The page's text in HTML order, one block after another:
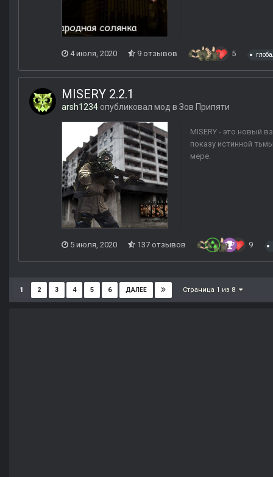
4 июля, 2020 9 отзывов 5
MISERY 2.2.1
arsh1234 опубликовал мод в Зов Припяти
MISERY - это новый
показу истинной
мере.
5 июля, 2020 137 отзывов 9
1 2 3 4 5 6 ДАЛЕЕ Страница 1 из 8